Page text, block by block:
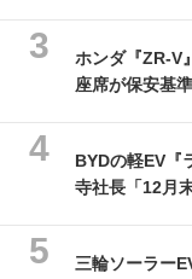
ホンダ『ZR-V
座席が保安基
BYDの軽EV
寺社長「12月
三輪ソーラー